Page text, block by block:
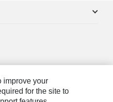
improve your
for the site to